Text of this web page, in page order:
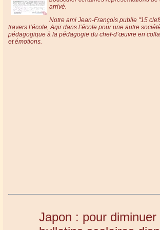
arrivé.
Notre ami Jean-François publie "15
travers l’école, Agir dans l’école pour une autre
pédagogique à la pédagogie du chef-d’œuvreen
et émotions.
Japon : pour